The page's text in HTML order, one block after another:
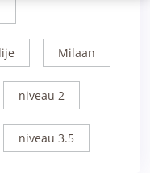
Milaan
niveau 2
niveau 3.5